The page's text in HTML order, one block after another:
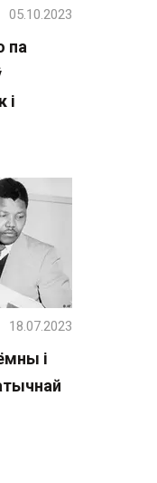
па
і
05.10.2023
і
18.07.2023